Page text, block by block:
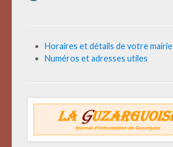
Horaires et détails de votre mairie
Numéros et adresses utiles